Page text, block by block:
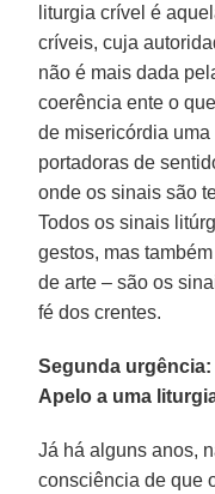
liturgia crível é
críveis, cuja
não é mais dada
coerência ente o
de misericórdia
portadoras de
onde os sinais são
Todos os sinais
gestos, mas
de arte – são os
fé dos crentes.
Segunda
Apelo a uma
Já há alguns anos,
consciência de que